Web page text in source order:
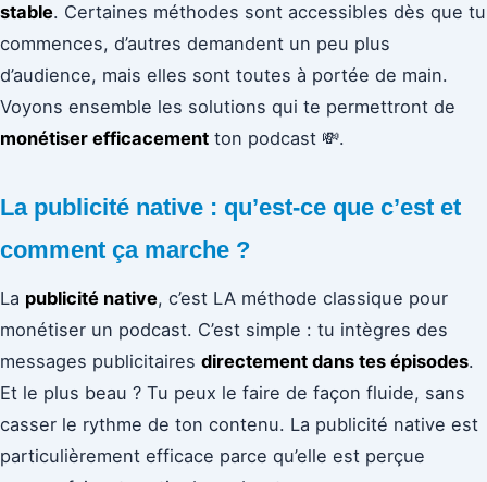
stable. Certaines méthodes sont accessibles dès que tu
commences, d’autres demandent un peu plus
d’audience, mais elles sont toutes à portée de main.
Voyons ensemble les solutions qui te permettront de
monétiser efficacement ton podcast 💸.
La publicité native : qu’est-ce que c’est et
comment ça marche ?
La publicité native, c’est LA méthode classique pour
monétiser un podcast. C’est simple : tu intègres des
messages publicitaires directement dans tes épisodes.
Et le plus beau ? Tu peux le faire de façon fluide, sans
casser le rythme de ton contenu. La publicité native est
particulièrement efficace parce qu’elle est perçue